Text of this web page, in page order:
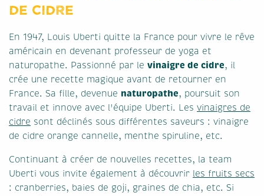
de cidre
En 1947, Louis Uberti quitte la France pour vivre le rêve
américain en devenant professeur de yoga et
naturopathe. Passionné par le vinaigre de cidre, il
crée une recette magique avant de retourner en
France. Sa fille, devenue naturopathe, poursuit son
travail et innove avec l'équipe Uberti. Les vinaigres de
cidre sont déclinés sous différentes saveurs : vinaigre
de cidre orange cannelle, menthe spiruline, etc.
Continuant à créer de nouvelles recettes, la team
Uberti vous invite également à découvrir les fruits secs
: cranberries, baies de goji, graines de chia, etc. Si